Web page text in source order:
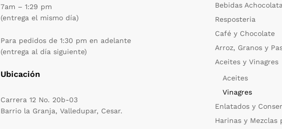
7am – 1:29 pm
(entrega el mismo día)
Para pedidos de 1:30 pm en adelante
(entrega al día siguiente)
Ubicación
Carrera 12 No. 20b-03
Barrio la Granja, Valledupar, Cesar.
Bebidas
Resposteria
Café y Chocolate
Arroz, Granos y
Aceites y Vinagres
Aceites
Vinagres
Enlatados y
Harinas y Mezclas